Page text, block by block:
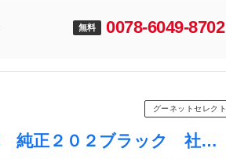
無料 0078-6049-8702
グーネットセレクト
クラウン ロイヤルエクストラ 禁煙車 純正２０２ブラック 社外１５インチアルミ グレーモケットシート オートエアコン オートライト ＣＤ再生禁煙車 純正２０２ブラック 社外１５インチアルミ グレーモケットシート オートエアコン